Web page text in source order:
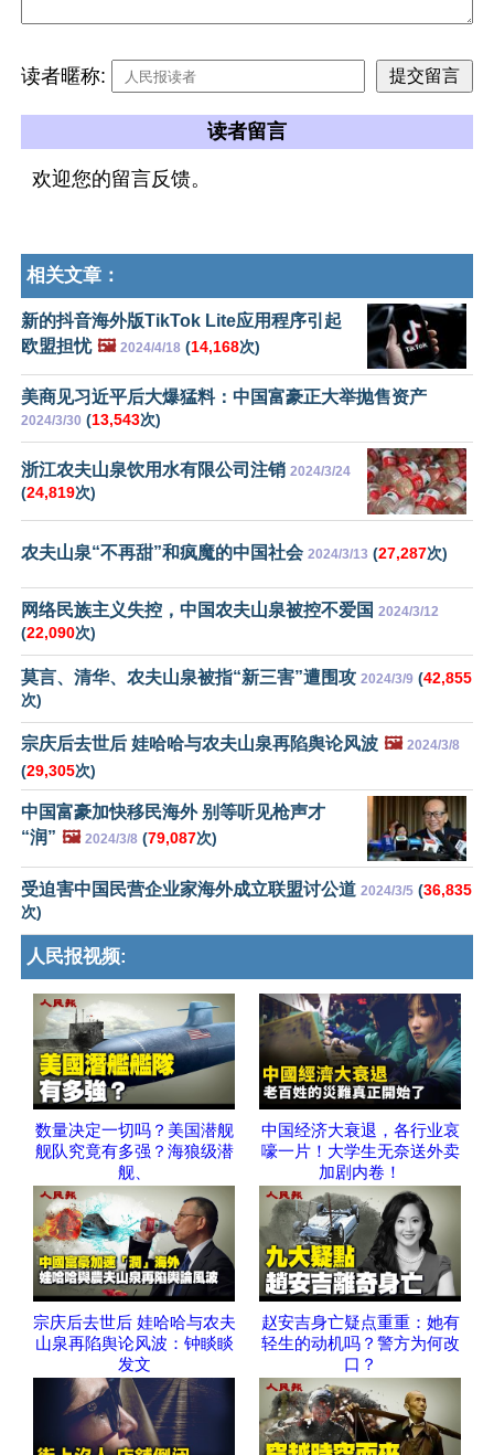
读者暱称:
读者留言
欢迎您的留言反馈。
相关文章：
新的抖音海外版TikTok Lite应用程序引起
欧盟担忧 🖼️ 2024/4/18 (14,168次)
美商见习近平后大爆猛料：中国富豪正大举抛售资产
2024/3/30 (13,543次)
浙江农夫山泉饮用水有限公司注销 2024/3/24
(24,819次)
农夫山泉“不再甜”和疯魔的中国社会 2024/3/13 (27,287次)
网络民族主义失控，中国农夫山泉被控不爱国 2024/3/12
(22,090次)
莫言、清华、农夫山泉被指“新三害”遭围攻 2024/3/9 (42,855
次)
宗庆后去世后 娃哈哈与农夫山泉再陷舆论风波 🖼️ 2024/3/8
(29,305次)
中国富豪加快移民海外 别等听见枪声才
“润” 🖼️ 2024/3/8 (79,087次)
受迫害中国民营企业家海外成立联盟讨公道 2024/3/5 (36,835
次)
人民报视频:
数量决定一切吗？美国潜舰
舰队究竟有多强？海狼级潜
舰、
中国经济大衰退，各行业哀
嚎一片！大学生无奈送外卖
加剧内卷！
宗庆后去世后 娃哈哈与农夫
山泉再陷舆论风波：钟睒睒
发文
赵安吉身亡疑点重重：她有
轻生的动机吗？警方为何改
口？